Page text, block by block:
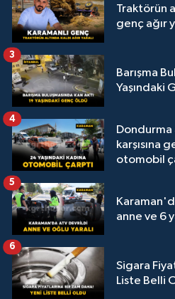
Traktörün
genç ağır
Barışma
Yaşındaki
3
Dondurma
karşısına
otomobil
4
anne ve 6
5
Sigara
Liste Belli
6